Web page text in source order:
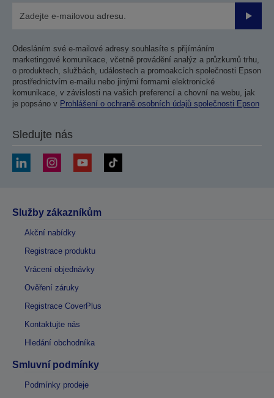
Odesláním své e-mailové adresy souhlasíte s přijímáním
marketingové komunikace, včetně provádění analýz a průzkumů trhu,
o produktech, službách, událostech a promoakcích společnosti Epson
prostřednictvím e-mailu nebo jinými formami elektronické
komunikace, v závislosti na vašich preferencí a chovní na webu, jak
je popsáno v Prohlášení o ochraně osobních údajů společnosti Epson
Sledujte nás
Služby zákazníkům
Akční nabídky
Registrace produktu
Vrácení objednávky
Ověření záruky
Registrace CoverPlus
Kontaktujte nás
Hledání obchodníka
Smluvní podmínky
Podmínky prodeje